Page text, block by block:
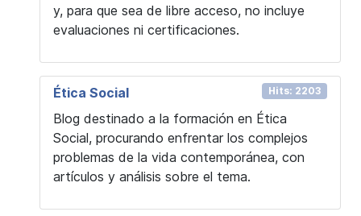
y, para que sea de libre acceso, no incluye
evaluaciones ni certificaciones.
Ética Social Hits: 2203
Blog destinado a la formación en Ética
Social, procurando enfrentar los complejos
problemas de la vida contemporánea, con
artículos y análisis sobre el tema.